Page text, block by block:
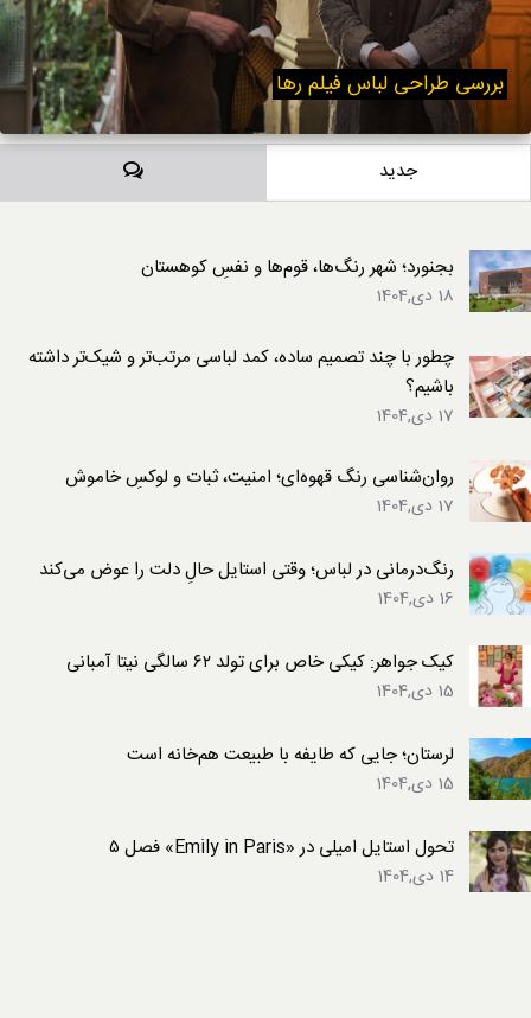
بررسی طراحی لباس فیلم رها
جدید دیدگاه‌ها
بجنورد؛ شهر رنگ‌ها، قوم‌ها و نفسِ کوهستان
18 دی,1404
چطور با چند تصمیم ساده، کمد لباسی مرتب‌تر و شیک‌تر داشته
باشیم؟
17 دی,1404
روان‌شناسی رنگ قهوه‌ای؛ امنیت، ثبات و لوکسِ خاموش
17 دی,1404
رنگ‌درمانی در لباس؛ وقتی استایل حالِ دلت را عوض می‌کند
16 دی,1404
کیک جواهر: کیکی خاص برای تولد ۶۲ سالگی نیتا آمبانی
15 دی,1404
لرستان؛ جایی که طایفه با طبیعت هم‌خانه است
15 دی,1404
تحول استایل امیلی در «Emily in Paris» فصل ۵
14 دی,1404